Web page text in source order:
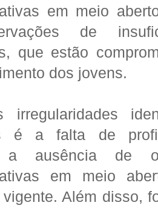
em meio
de
que estão
dos jovens.
irregularidades
é a falta de
a ausência de
em meio
vigente. Além disso,